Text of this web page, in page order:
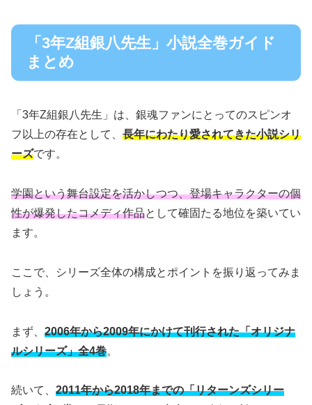
「3年Z組銀八先生」小説全巻ガイド
まとめ
「3年Z組銀八先生」は、銀魂ファンにとってのスピンオ
フ以上の存在として、 長年にわたり愛されてきた小説シリ
ーズです。
学園という舞台設定を活かしつつ、登場キャラクターの個
性が爆発したコメディ作品として確固たる地位を築いてい
ます。
ここで、シリーズ全体の構成とポイントを振り返ってみま
しょう。
まず、 2006年から2009年にかけて刊行された「オリジナ
ルシリーズ」全4巻。
続いて、 2011年から2018年までの「リターンズシリー